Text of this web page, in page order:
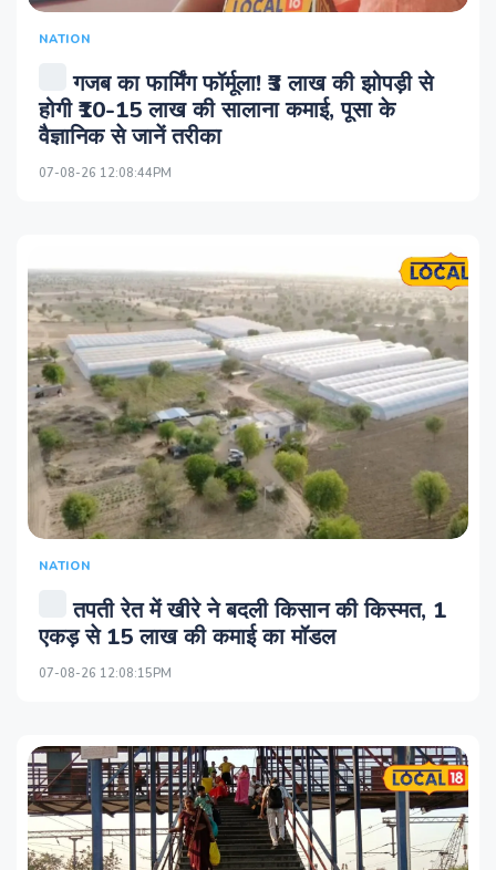
NATION
गजब का फार्मिंग फॉर्मूला! ₹3 लाख की झोपड़ी से
होगी ₹10-15 लाख की सालाना कमाई, पूसा के
वैज्ञानिक से जानें तरीका
07-08-26 12:08:44PM
NATION
तपती रेत में खीरे ने बदली किसान की किस्मत, 1
एकड़ से 15 लाख की कमाई का मॉडल
07-08-26 12:08:15PM